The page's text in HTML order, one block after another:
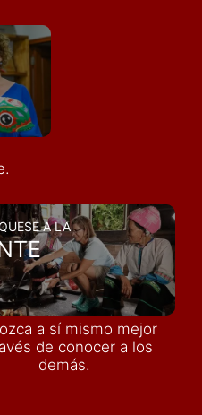
A LA
a sí mismo mejor
de conocer a los
demás.